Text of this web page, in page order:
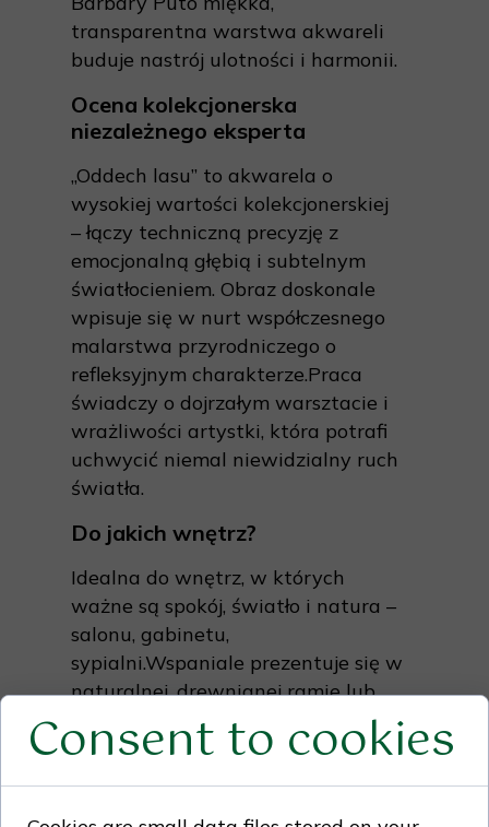
transparentna warstwa akwareli
buduje nastrój ulotności i harmonii.
Ocena kolekcjonerska
niezależnego eksperta
„Oddech lasu” to akwarela o
wysokiej wartości kolekcjonerskiej
– łączy techniczną precyzję z
emocjonalną głębią i subtelnym
światłocieniem. Obraz doskonale
wpisuje się w nurt współczesnego
malarstwa przyrodniczego o
refleksyjnym charakterze.Praca
świadczy o dojrzałym warsztacie i
wrażliwości artystki, która potrafi
uchwycić niemal niewidzialny ruch
światła.
Do jakich wnętrz?
Idealna do wnętrz, w których
ważne są spokój, światło i natura –
salonu, gabinetu,
sypialni.Wspaniale prezentuje się w
naturalnej, drewnianej ramie lub
jasnym passe-partout, które
podkreśli ciepło kompozycji.
Dla kogo na prezent?
Consent to cookies